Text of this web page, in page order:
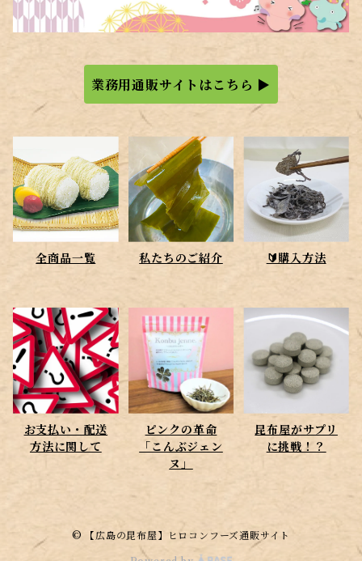
業務用通販サイトはこちら ▶
全商品一覧 私たちのご紹介 🔰購入方法
お支払い・配送
方法に関して
ピンクの革命
「こんぶジェン
ヌ」
昆布屋がサプリ
に挑戦！？
© 【広島の昆布屋】ヒロコンフーズ通販サイト